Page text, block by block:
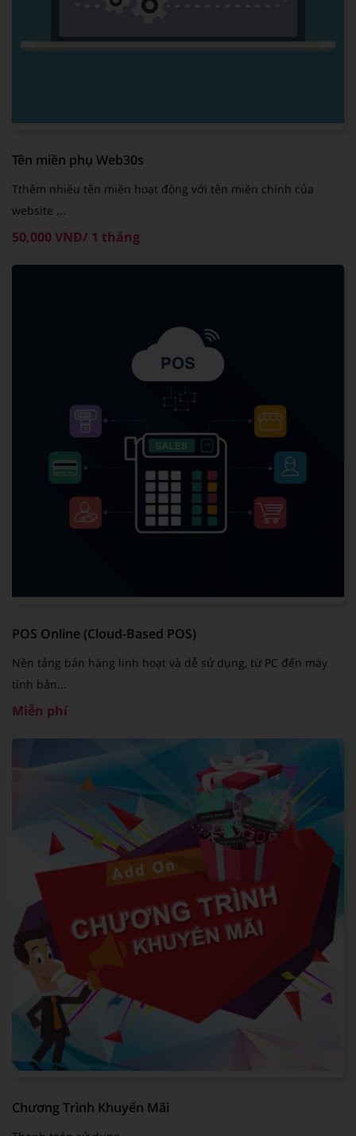
Tên miền phụ Web30s
Tthêm nhiều tên miền hoạt động với tên miền chính của
website ...
50,000 VNĐ/ 1 tháng
POS Online (Cloud-Based POS)
Nền tảng bán hàng linh hoạt và dễ sử dụng, từ PC đến máy
tính bản...
Miễn phí
Chương Trình Khuyến Mãi